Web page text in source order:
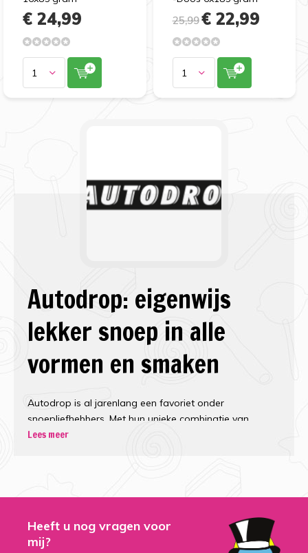
€ 24,99 25,99€ 22,99
Autodrop: eigenwijs
lekker snoep in alle
vormen en smaken
Autodrop is al jarenlang een favoriet onder
snoepliefhebbers. Met hun unieke combinatie van
eigenzinnige smaken, grappige namen en herkenbare
assortiment Autodrop snoep waar je blij van wordt.
Van cadillacs tot
Lees meer
Heeft u nog vragen voor
mij?